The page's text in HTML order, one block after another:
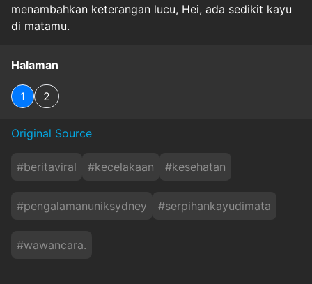
menambahkan keterangan lucu, Hei, ada sedikit kayu
di matamu.
Halaman
1 2
Original Source
#beritaviral #kecelakaan #kesehatan
#pengalamanuniksydney #serpihankayudimata
#wawancara.